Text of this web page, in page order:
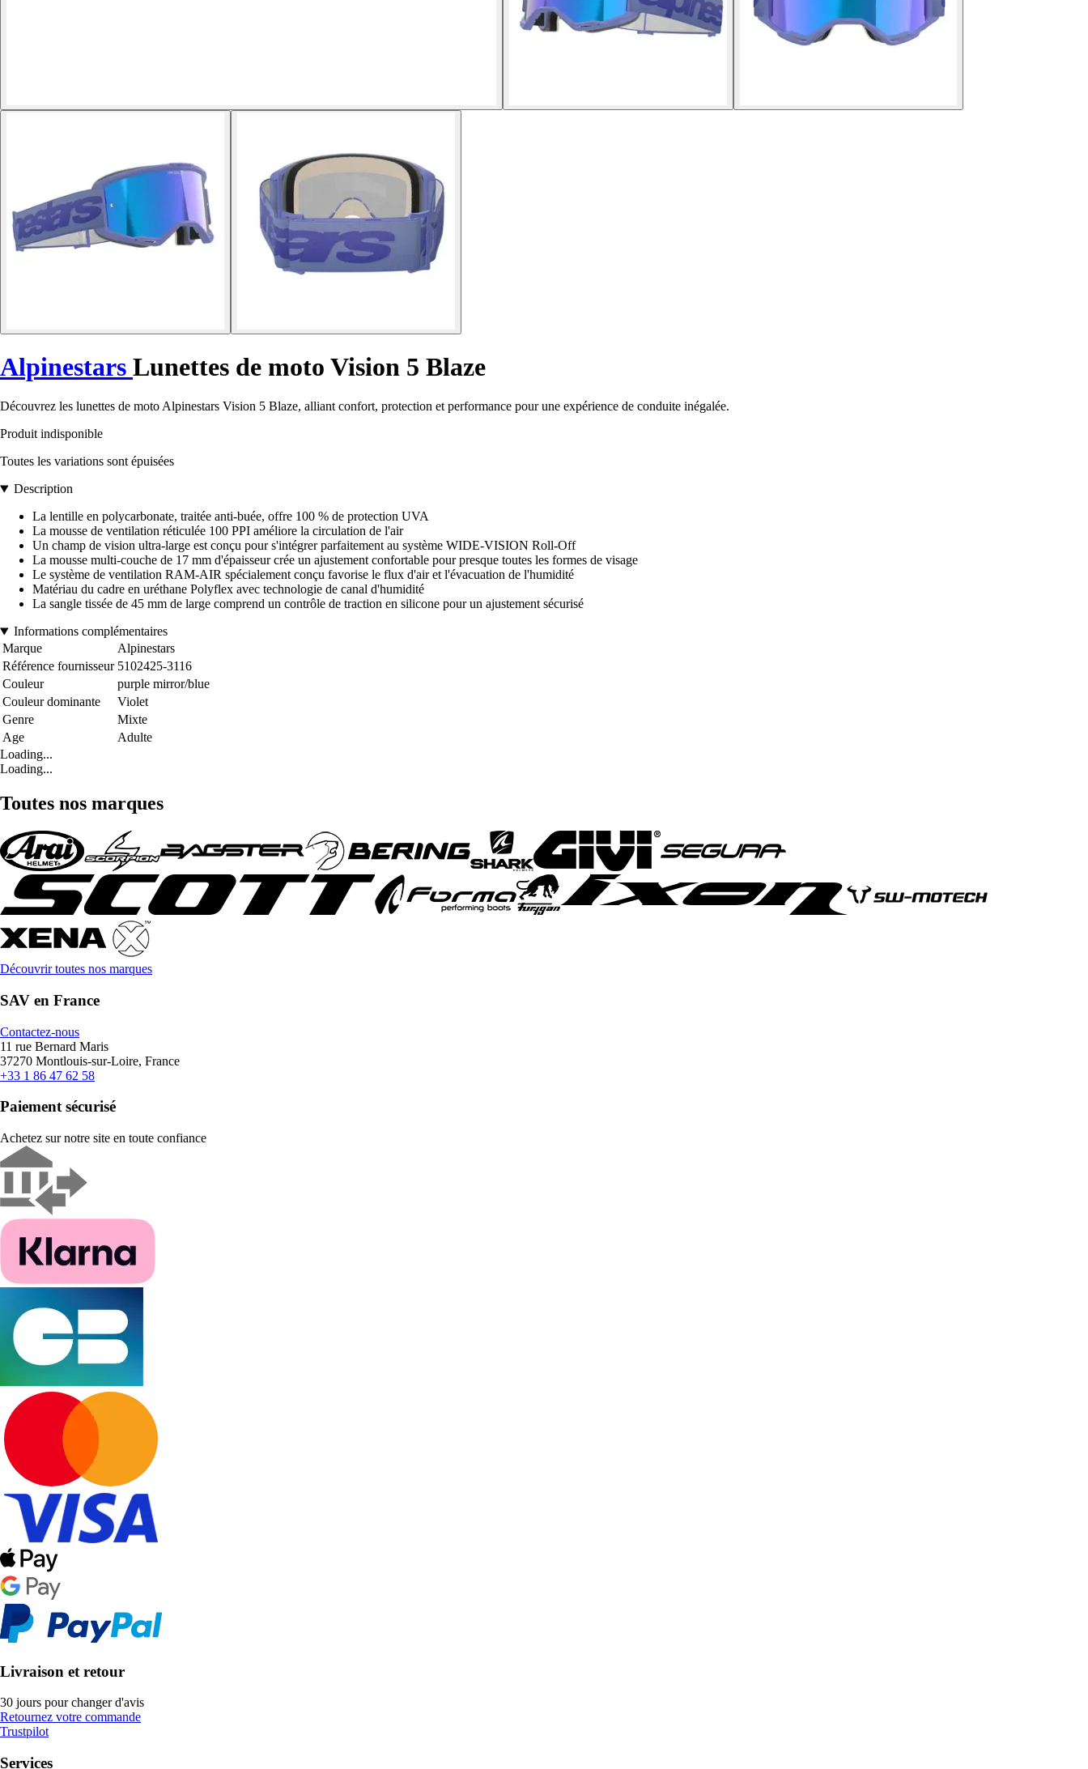
Alpinestars Lunettes de moto Vision 5 Blaze
Découvrez les lunettes de moto Alpinestars Vision 5 Blaze, alliant confort, protection et performance pour une expérience de conduite inégalée.
Produit indisponible
Toutes les variations sont épuisées
Description
La lentille en polycarbonate, traitée anti-buée, offre 100 % de protection UVA
La mousse de ventilation réticulée 100 PPI améliore la circulation de l'air
Un champ de vision ultra-large est conçu pour s'intégrer parfaitement au système WIDE-VISION Roll-Off
La mousse multi-couche de 17 mm d'épaisseur crée un ajustement confortable pour presque toutes les formes de visage
Le système de ventilation RAM-AIR spécialement conçu favorise le flux d'air et l'évacuation de l'humidité
Matériau du cadre en uréthane Polyflex avec technologie de canal d'humidité
La sangle tissée de 45 mm de large comprend un contrôle de traction en silicone pour un ajustement sécurisé
Informations complémentaires
Marque
Alpinestars
Référence fournisseur 5102425-3116
Couleur
purple mirror/blue
Couleur dominante
Violet
Genre
Mixte
Age
Adulte
Loading...
Loading...
Toutes nos marques
Découvrir toutes nos marques
SAV en France
Contactez-nous
11 rue Bernard Maris
37270 Montlouis-sur-Loire, France
+33 1 86 47 62 58
Paiement sécurisé
Achetez sur notre site en toute confiance
Livraison et retour
30 jours pour changer d'avis
Retournez votre commande
Trustpilot
Services